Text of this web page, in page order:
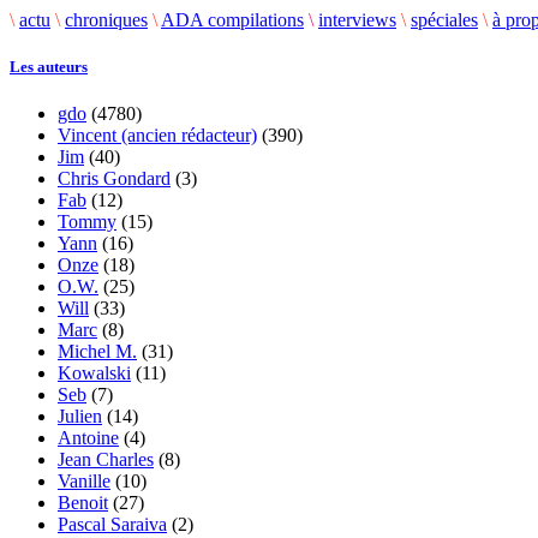
\ actu \ chroniques \ ADA compilations \ interviews \ spéciales \ à
Les auteurs
gdo (4780)
Vincent (ancien rédacteur) (390)
Jim (40)
Chris Gondard (3)
Fab (12)
Tommy (15)
Yann (16)
Onze (18)
O.W. (25)
Will (33)
Marc (8)
Michel M. (31)
Kowalski (11)
Seb (7)
Julien (14)
Antoine (4)
Jean Charles (8)
Vanille (10)
Benoit (27)
Pascal Saraiva (2)